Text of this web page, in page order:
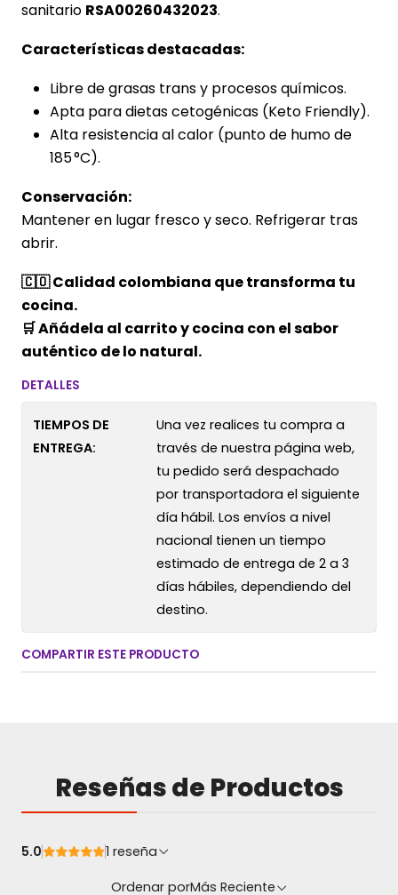
sanitario RSA00260432023.
Características destacadas:
Libre de grasas trans y procesos químicos.
Apta para dietas cetogénicas (Keto Friendly).
Alta resistencia al calor (punto de humo de
185 °C).
Conservación:
Mantener en lugar fresco y seco. Refrigerar tras
abrir.
🇨🇴 Calidad colombiana que transforma tu
cocina.
🛒 Añádela al carrito y cocina con el sabor
auténtico de lo natural.
DETALLES
TIEMPOS DE
ENTREGA:
Una vez realices tu compra a
través de nuestra página web,
tu pedido será despachado
por transportadora el siguiente
día hábil. Los envíos a nivel
nacional tienen un tiempo
estimado de entrega de 2 a 3
días hábiles, dependiendo del
destino.
COMPARTIR ESTE PRODUCTO
Reseñas de Productos
5.0
1 reseña
Ordenar porMás Reciente